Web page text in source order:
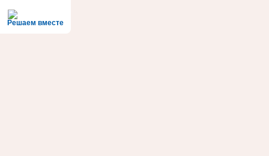
Решаем вместе